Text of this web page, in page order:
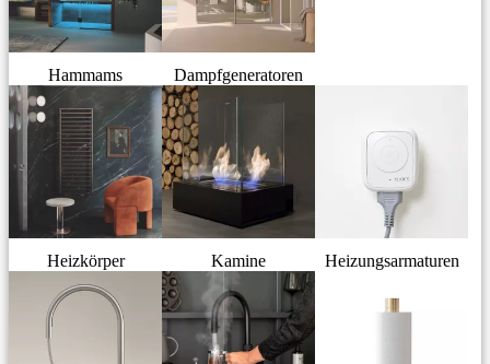
Hammams Dampfgeneratoren
Heizkörper Kamine Heizungsarmaturen